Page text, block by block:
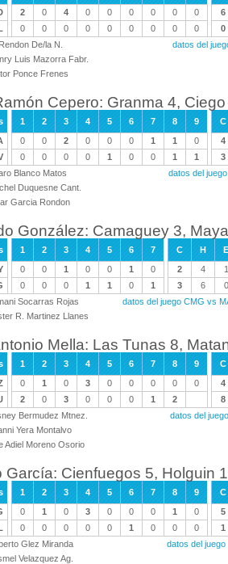
2 0 4 0 0 0 0 0 0 6
0 0 0 0 0 0 0 0 0 0
datos del
De/la N.
Luis Mazorra Fabr.
Ponce Frenes
Cepero: Granma 4,
1 2 3 4 5 6 7 8 9 C
0 0 2 0 0 0 1 1 0 4
0 0 0 0 1 0 0 1 1 3
datos del
Blanco Matos
Duquesne Cant.
Garcia Rondon
González: Camaguey 3,
1 2 3 4 5 6 7 C H
E
0 0 1 0 0 1 0 2 4
1
0 0 0 1 1 0 1 3 6
0
datos del juego CMG vs
Socarras Rojas
R. Martinez Llanes
Mella: Las Tunas 8,
1 2 3 4 5 6 7 8 9 C
0 1 0 3 0 0 0 0 0 4
2 0 3 0 0 0 1 2 8
datos del
Bermudez Mtnez.
Yera Montalvo
Adiel Moreno Osorio
García: Cienfuegos 5, Holguin 1
1 2 3 4 5 6 7 8 9 C
0 1 0 3 0 0 0 1 0 5
0 0 0 0 0 1 0 0 0 1
datos del
Glez Miranda
Velazquez Ag.